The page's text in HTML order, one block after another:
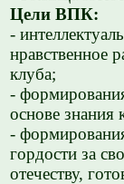
Цели ВПК:
-
нравственное
клуба;
-
основе знания
-
гордости за
отечеству,